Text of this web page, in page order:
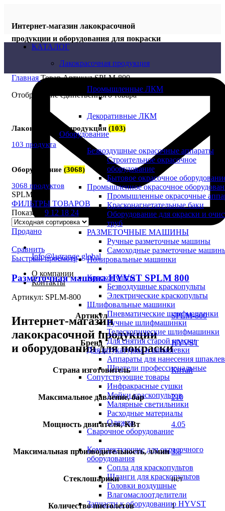
Интернет-магазин лакокрасочной
продукции и оборудования для покраски
Info@lagrange.global
О компании
Контакты
Интернет-магазин
лакокрасочной продукции
и оборудования для покраски
КАТАЛОГ
Лакокрасочная продукция
Промышленные ЛКМ
Декоративные ЛКМ
Оборудование
Безвоздушные окрасочные аппараты
Строительное окрасочное
оборудование
Бытовое окрасочное
Промышленное окрасочное
Промышленные окрасочные
Красконагнетательные баки
Оборудование для окраски и
труб
РАЗМЕТОЧНЫЕ МАШИНЫ
Ручные разметочные машины
Самоходные разметочные
Полировальные машинки
Краскопульты
Безвоздушные краскопульты
Электрические краскопульты
Шлифовальные машинки
Пневматические шлифмашинки
Ручные шлифмашинки
Телескопические шлифмашинки
Для снятия старой краски
Для штукатурки и шпаклевки
Аппараты для нанесения
Шпатели профессиональные
Сопутствующие товары
Инфракрасные сушки
Мойки краскопультов
Малярные светильники
Расходные материалы
Одежда
Сварочное оборудование
Комплектующие для окрасочного
оборудования
Сопла для краскопультов
Шланги для краскопультов
Головки воздушные
Влагомаслоотделители
Запчасти к оборудованию HYVST
Главная Товар АртикулSPLM-800
Отображение единственного товара
Лакокрасочная продукция (103)
103 продукта
Оборудование (3068)
3068 продуктов
SPLM-800
ФИЛЬТРЫ ТОВАРОВ
Показать 9 12 18 24
Продано
Сравнить
Быстрый просмотр
Разметочная машина HYVST SPLM 800
Артикул: SPLM-800
Артикул SPLM-800
Бренд HYVST
Страна изготовитель Китай
Максимальное давление, бар 210
Мощность двигателя, КВт 4.05
Максимальная производительность, л/мин 3.8
Стеклошарики нет
Количество пистолетов 1